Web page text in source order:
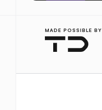
MADE POSSIBLE BY